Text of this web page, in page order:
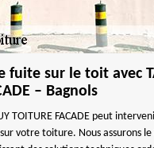
fuite sur le toit avec
– Bagnols
TOITURE FACADE peut
votre toiture. Nous assurons